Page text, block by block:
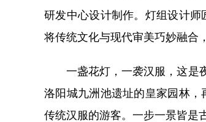
研发中心设计制作。灯组设计
将传统文化与现代审美巧妙融合
一盏花灯，一袭汉服，这是夜
洛阳城九洲池遗址的皇家园林
传统汉服的游客。一步一景皆是